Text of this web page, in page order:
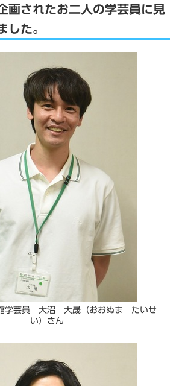
画されたお二人の学芸員に見
した。
学芸員 大沼 大晟（おおぬま たいせ
い）さん